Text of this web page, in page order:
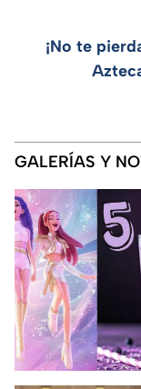
¡No te
GALERÍAS Y